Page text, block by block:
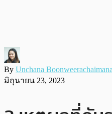
By Unchana Boonweerachaimana
มิถุนายน 23, 2023